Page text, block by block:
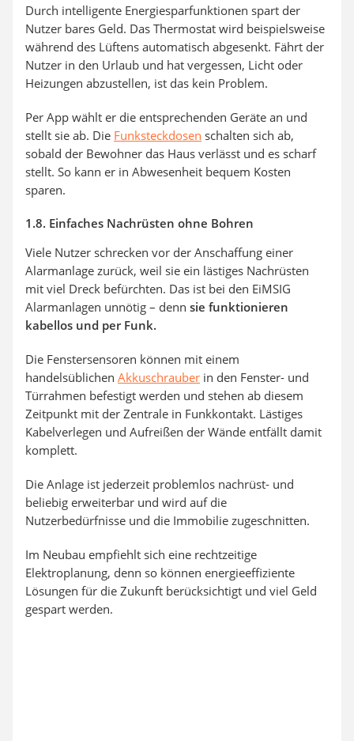
Durch intelligente Energiesparfunktionen spart der
Nutzer bares Geld. Das Thermostat wird beispielsweise
während des Lüftens automatisch abgesenkt. Fährt der
Nutzer in den Urlaub und hat vergessen, Licht oder
Heizungen abzustellen, ist das kein Problem.
Per App wählt er die entsprechenden Geräte an und
stellt sie ab. Die Funksteckdosen schalten sich ab,
sobald der Bewohner das Haus verlässt und es scharf
stellt. So kann er in Abwesenheit bequem Kosten
sparen.
1.8. Einfaches Nachrüsten ohne Bohren
Viele Nutzer schrecken vor der Anschaffung einer
Alarmanlage zurück, weil sie ein lästiges Nachrüsten
mit viel Dreck befürchten. Das ist bei den EiMSIG
Alarmanlagen unnötig – denn sie funktionieren
kabellos und per Funk.
Die Fenstersensoren können mit einem
handelsüblichen Akkuschrauber in den Fenster- und
Türrahmen befestigt werden und stehen ab diesem
Zeitpunkt mit der Zentrale in Funkkontakt. Lästiges
Kabelverlegen und Aufreißen der Wände entfällt damit
komplett.
Die Anlage ist jederzeit problemlos nachrüst- und
beliebig erweiterbar und wird auf die
Nutzerbedürfnisse und die Immobilie zugeschnitten.
Im Neubau empfiehlt sich eine rechtzeitige
Elektroplanung, denn so können energieeffiziente
Lösungen für die Zukunft berücksichtigt und viel Geld
gespart werden.